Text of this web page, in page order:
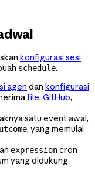
konfigurasi sesi
schedule.
agen dan konfigurasi
file, GitHub,
satu event awal,
, yang memulai
expressioncron
yang didukung